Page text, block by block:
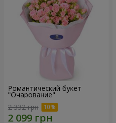
Романтический букет
"Очарование"
2 332 грн